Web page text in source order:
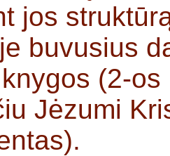
jos
buvusius
(2-
Jėzumi